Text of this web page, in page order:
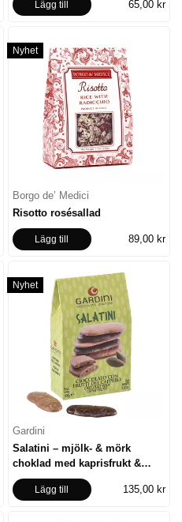
Lägg till 65,00 kr
Nyhet
Borgo de’ Medici
Risotto rosésallad
Lägg till 89,00 kr
Nyhet
Gardini
Salatini – mjölk- & mörk
choklad med kaprisfrukt &
havssalt
Lägg till 135,00 kr